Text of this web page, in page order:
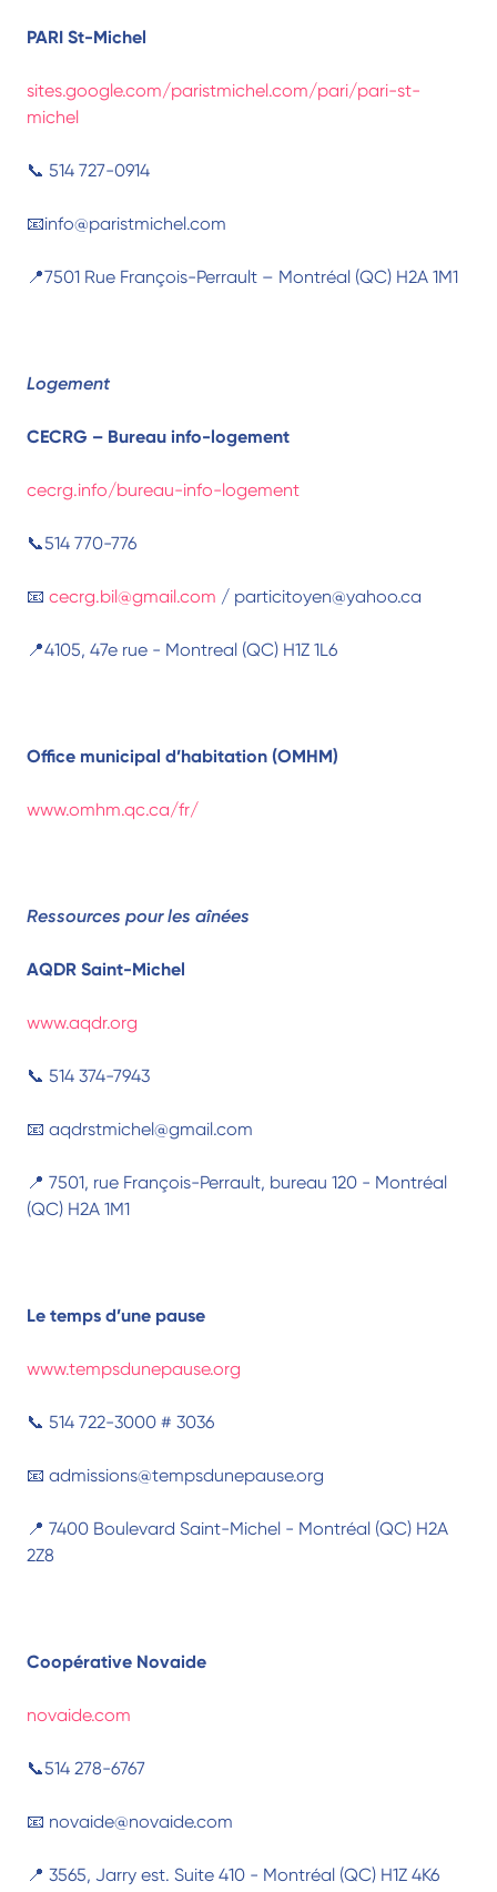
PARI St-Michel
sites.google.com/paristmichel.com/pari/pari-st-
michel
📞 514 727-0914
📧info@paristmichel.com
📍7501 Rue François-Perrault – Montréal (QC) H2A 1M1
Logement
CECRG – Bureau info-logement
cecrg.info/bureau-info-logement
📞514 770-776
📧 cecrg.bil@gmail.com / particitoyen@yahoo.ca
📍4105, 47e rue - Montreal (QC) H1Z 1L6
Office municipal d’habitation (OMHM)
www.omhm.qc.ca/fr/
Ressources pour les aînées
AQDR Saint-Michel
www.aqdr.org
📞 514 374-7943
📧 aqdrstmichel@gmail.com
📍 7501, rue François-Perrault, bureau 120 - Montréal
(QC) H2A 1M1
Le temps d’une pause
www.tempsdunepause.org
📞 514 722-3000 # 3036
📧 admissions@tempsdunepause.org
📍 7400 Boulevard Saint-Michel - Montréal (QC) H2A
2Z8
Coopérative Novaide
novaide.com
📞514 278-6767
📧 novaide@novaide.com
📍 3565, Jarry est. Suite 410 - Montréal (QC) H1Z 4K6